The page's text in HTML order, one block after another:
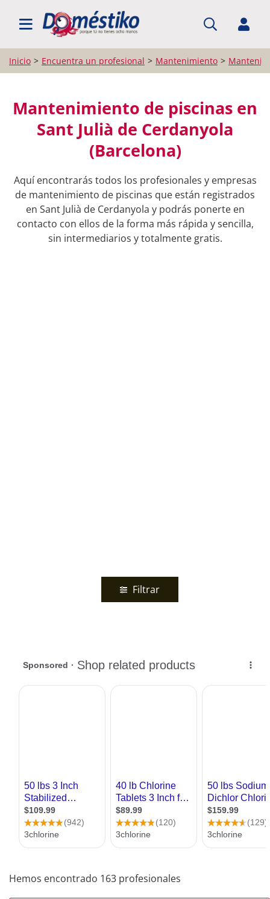
BUSCAR PROFESIONALES
Inicio Encuentra un profesional Mantenimiento
Mantenimiento de piscinas en
Sant Julià de Cerdanyola
(Barcelona)
Aquí encontrarás todos los profesionales y empresas
de mantenimiento de piscinas que están registrados
en Sant Julià de Cerdanyola y podrás ponerte en
contacto con ellos de la forma más rápida y sencilla,
sin intermediarios y totalmente gratis.
Filtrar
Hemos encontrado 163 profesionales